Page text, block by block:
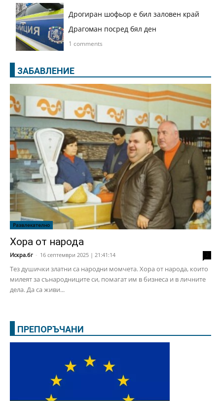
Дрогиран шофьор е бил заловен край
Драгоман посред бял ден
1 comments
ЗАБАВЛЕНИЕ
Развлекателно
Хора от народа
Искра.бг - 16 септември 2025 | 21:41:14
Тез душички златни са народни момчета. Хора от народа, които
милеят за сънародниците си, помагат им в бизнеса и в личните
дела. Да са живи...
ПРЕПОРЪЧАНИ